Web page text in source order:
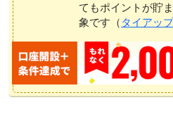
てもポイントが貯
象です（ タイアッ